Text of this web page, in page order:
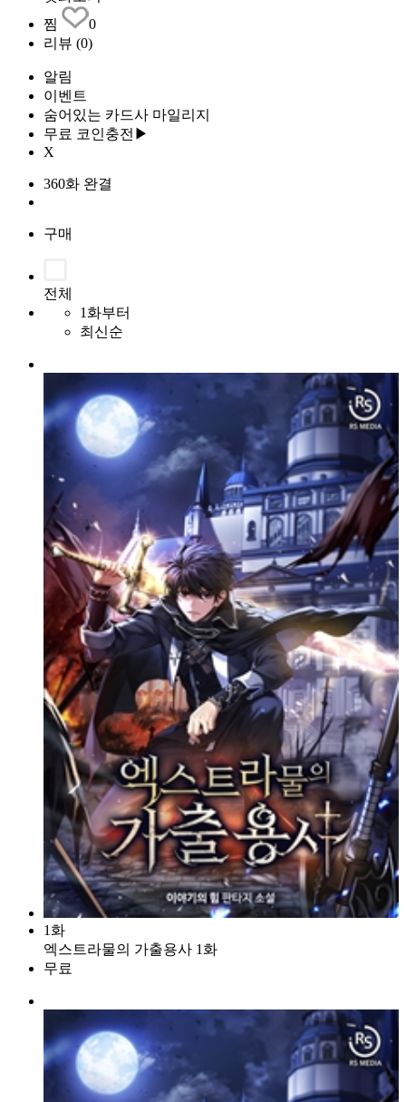
찜
0
리뷰 (0)
알림
이벤트
숨어있는 카드사 마일리지
무료 코인충전▶
X
360화 완결
구매
전체
1화부터
최신순
1화
엑스트라물의 가출용사 1화
무료